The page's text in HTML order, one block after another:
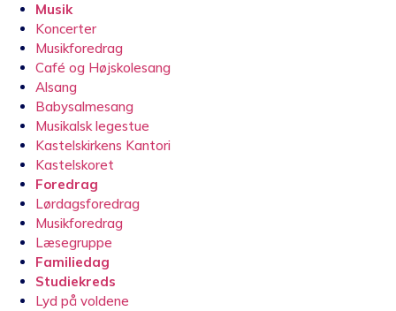
Musik
Koncerter
Musikforedrag
Café og Højskolesang
Alsang
Babysalmesang
Musikalsk legestue
Kastelskirkens Kantori
Kastelskoret
Foredrag
Lørdagsforedrag
Musikforedrag
Læsegruppe
Familiedag
Studiekreds
Lyd på voldene